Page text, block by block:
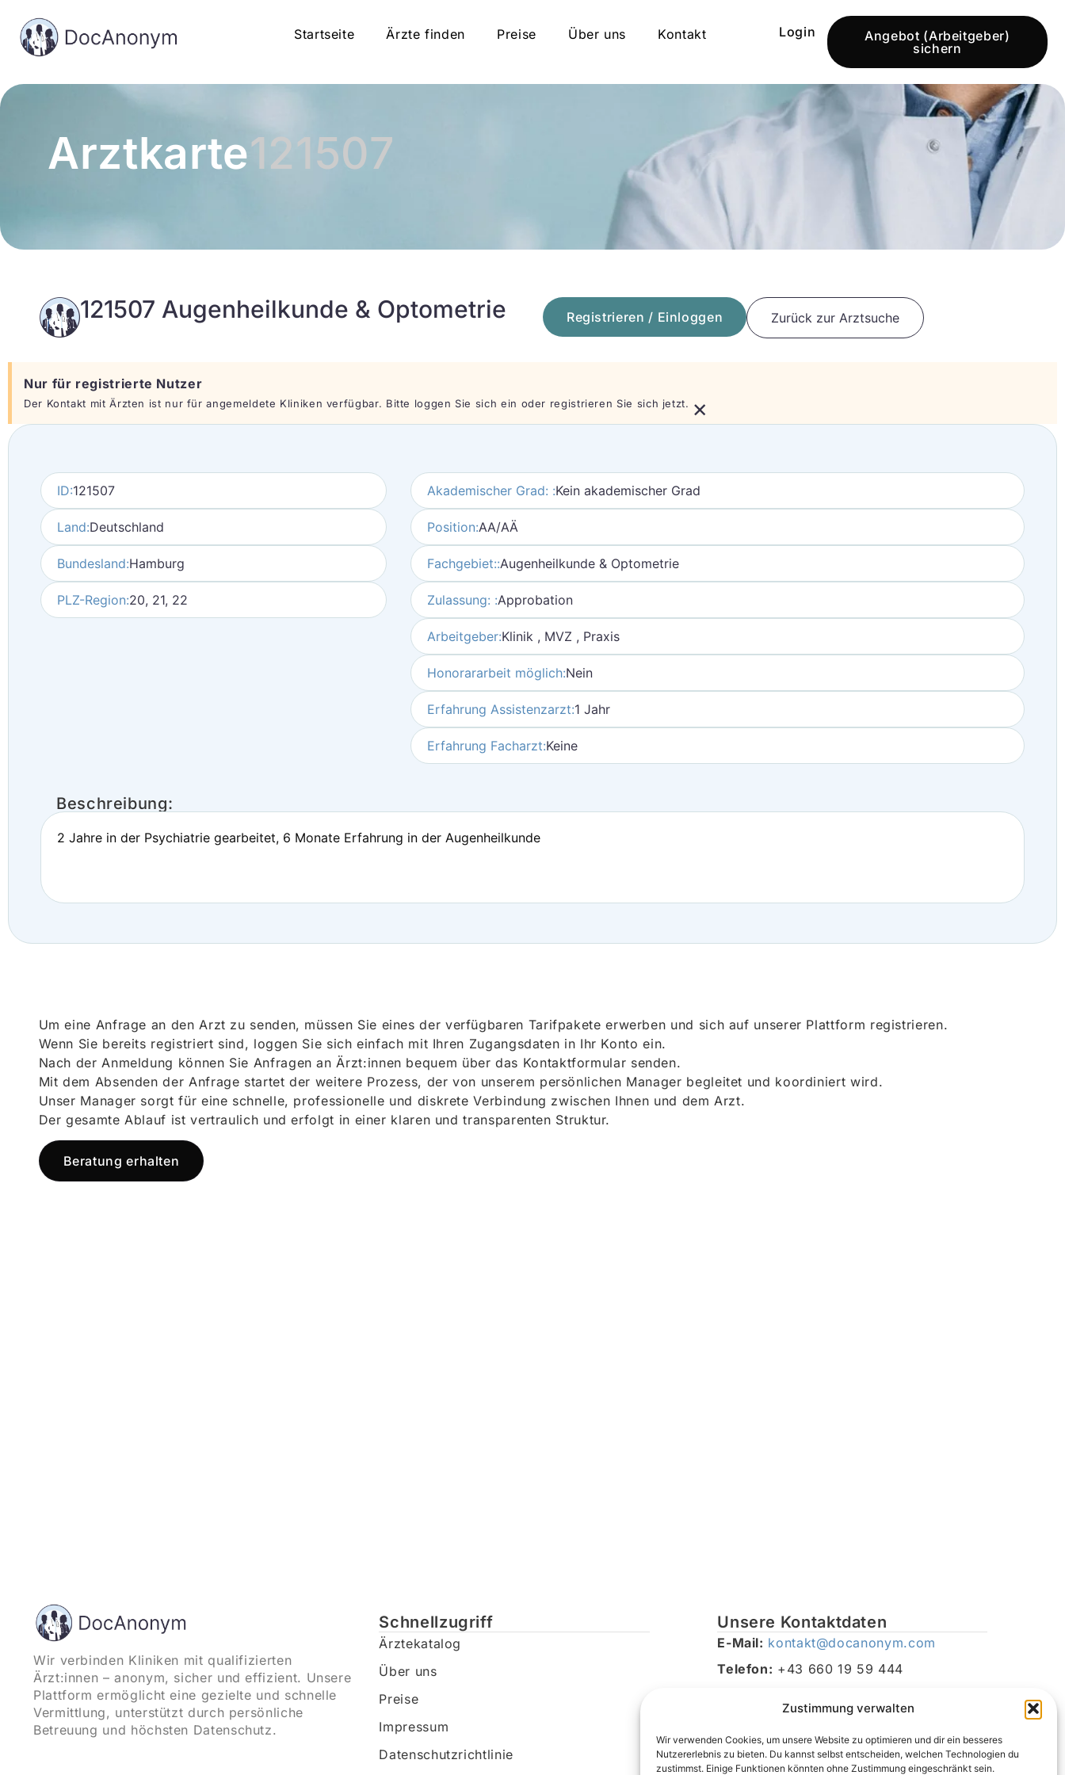
Zustimmung verwalten
Wir verwenden Cookies, um unsere Website zu optimieren und dir ein besseres
Nutzererlebnis zu bieten. Du kannst selbst entscheiden, welchen Technologien du
zustimmst. Einige Funktionen könnten ohne Zustimmung eingeschränkt sein.
Startseite Ärzte finden Preise Über uns Kontakt Login
Angebot (Arbeitgeber)
sichern
Arztkarte121507
121507 Augenheilkunde & Optometrie Registrieren / Einloggen Zurück zur Arztsuche
Nur für registrierte Nutzer
Der Kontakt mit Ärzten ist nur für angemeldete Kliniken verfügbar. Bitte loggen Sie sich ein oder registrieren Sie sich jetzt. ×
ID:121507
Land:Deutschland
Bundesland:Hamburg
PLZ-Region:20, 21, 22
Akademischer Grad: :Kein akademischer Grad
Position:AA/AÄ
Fachgebiet::Augenheilkunde & Optometrie
Zulassung: :Approbation
Arbeitgeber:Klinik , MVZ , Praxis
Honorararbeit möglich:Nein
Erfahrung Assistenzarzt:1 Jahr
Erfahrung Facharzt:Keine
Beschreibung:
2 Jahre in der Psychiatrie gearbeitet, 6 Monate Erfahrung in der Augenheilkunde
Um eine Anfrage an den Arzt zu senden, müssen Sie eines der verfügbaren Tarifpakete erwerben und sich auf unserer Plattform registrieren.
Wenn Sie bereits registriert sind, loggen Sie sich einfach mit Ihren Zugangsdaten in Ihr Konto ein.
Nach der Anmeldung können Sie Anfragen an Ärzt:innen bequem über das Kontaktformular senden.
Mit dem Absenden der Anfrage startet der weitere Prozess, der von unserem persönlichen Manager begleitet und koordiniert wird.
Unser Manager sorgt für eine schnelle, professionelle und diskrete Verbindung zwischen Ihnen und dem Arzt.
Der gesamte Ablauf ist vertraulich und erfolgt in einer klaren und transparenten Struktur.
Beratung erhalten
Wir verbinden Kliniken mit qualifizierten
Ärzt:innen – anonym, sicher und effizient. Unsere
Plattform ermöglicht eine gezielte und schnelle
Vermittlung, unterstützt durch persönliche
Betreuung und höchsten Datenschutz.
Schnellzugriff
Ärztekatalog
Über uns
Preise
Impressum
Datenschutzrichtlinie
Unsere Kontaktdaten
E-Mail: kontakt@docanonym.com
Telefon: +43 660 19 59 444
Traunsee, Österreich